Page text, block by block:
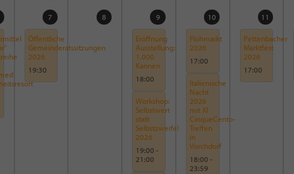
7
Öffentliche
Gemeinderatssitzungen
2026
19:30
8 9
Eröffnung
Ausstellung:
1.000
Kannen
18:00
Workshop:
Selbstwert
statt
Selbstzweifel
2026
19:00 -
21:00
10
Flohmarkt
2026
17:00
Italienische
Nacht
2026
mit XI
CinqueCento-
Treffen
in
Vorchdorf
18:00 -
23:59
11
Pettenbacher
Marktfest
2026
17:00